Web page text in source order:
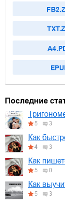
Последние
5 3
Как
4 3
Как
5 0
Как
5 3